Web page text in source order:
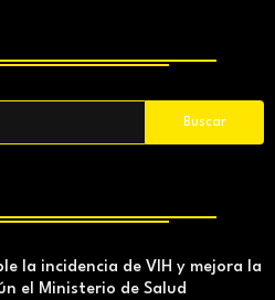
la incidencia de VIH y mejora la
el Ministerio de Salud